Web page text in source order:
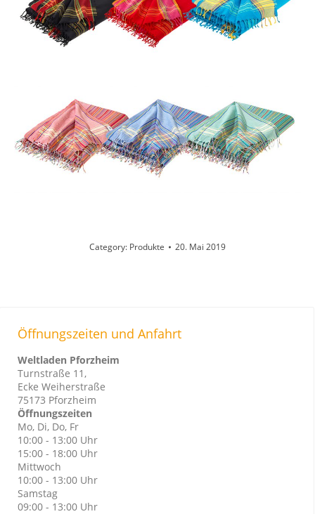
Category: Produkte 20. Mai 2019
Öffnungszeiten und Anfahrt
Weltladen Pforzheim
Turnstraße 11,
Ecke Weiherstraße
75173 Pforzheim
Öffnungszeiten
Mo, Di, Do, Fr
10:00 - 13:00 Uhr
15:00 - 18:00 Uhr
Mittwoch
10:00 - 13:00 Uhr
Samstag
09:00 - 13:00 Uhr